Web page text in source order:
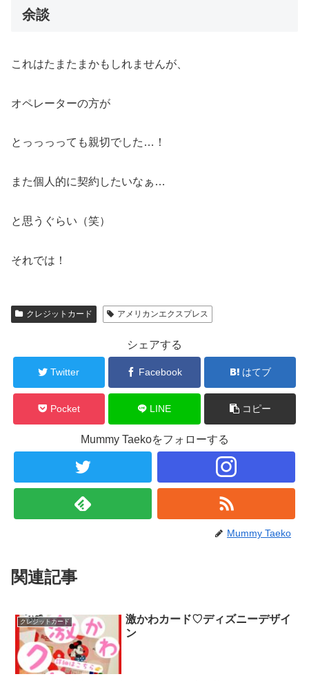
余談
これはたまたまかもしれませんが、
オペレーターの方が
とっっっっても親切でした…！
また個人的に契約したいなぁ…
と思うぐらい（笑）
それでは！
クレジットカード アメリカンエクスプレス
シェアする
Twitter Facebook はてブ
Pocket LINE コピー
Mummy Taekoをフォローする
Mummy Taeko
関連記事
クレジットカード
激かわカード♡ディズニーデザイ
ン